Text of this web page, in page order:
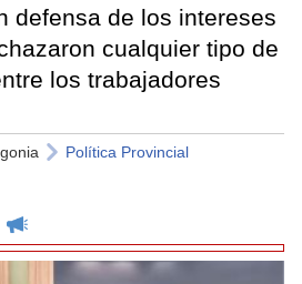
defensa de los intereses
cualquier tipo de
los trabajadores
Política Provincial